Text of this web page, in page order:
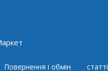
Повернення і обмін статті